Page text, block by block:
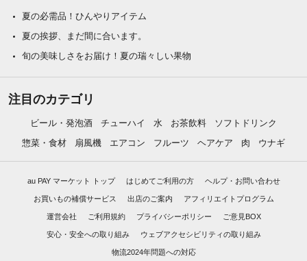
夏の必需品！ひんやりアイテム
夏の挨拶、まだ間に合います。
旬の美味しさをお届け！夏の瑞々しい果物
注目のカテゴリ
ビール・発泡酒 チューハイ 水 お茶飲料
ソフトドリンク
惣菜・食材
扇風機 エアコン フルーツ ヘアケア 肉 ウナギ
au PAY マーケット トップ はじめてご利用の方 ヘルプ・お問い合わせ
お買いもの補償サービス 出店のご案内 アフィリエイトプログラム
運営会社 ご利用規約 プライバシーポリシー ご意見BOX
安心・安全への取り組み ウェブアクセシビリティの取り組み
物流2024年問題への対応